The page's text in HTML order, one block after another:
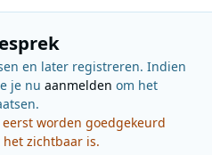
en later registreren. Indien
je nu aanmelden om het
worden goedgekeurd
zichtbaar is.